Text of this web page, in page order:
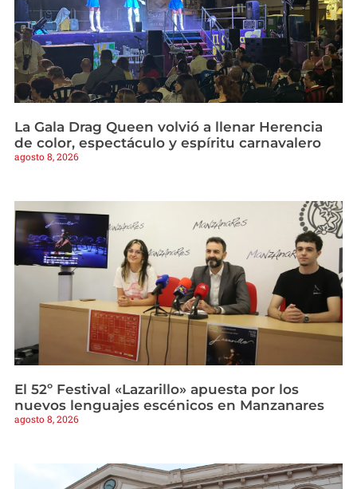
La Gala Drag Queen volvió a llenar Herencia
de color, espectáculo y espíritu carnavalero
agosto 8, 2026
El 52º Festival «Lazarillo» apuesta por los
nuevos lenguajes escénicos en Manzanares
agosto 8, 2026